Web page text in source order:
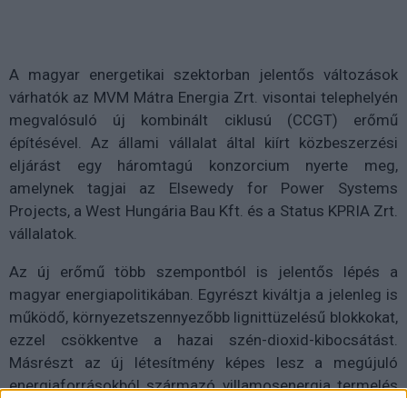
A magyar energetikai szektorban jelentős változások
várhatók az MVM Mátra Energia Zrt. visontai telephelyén
megvalósuló új kombinált ciklusú (CCGT) erőmű
építésével. Az állami vállalat által kiírt közbeszerzési
eljárást egy háromtagú konzorcium nyerte meg,
amelynek tagjai az Elsewedy for Power Systems
Projects, a West Hungária Bau Kft. és a Status KPRIA Zrt.
vállalatok.
Az új erőmű több szempontból is jelentős lépés a
magyar energiapolitikában. Egyrészt kiváltja a jelenleg is
működő, környezetszennyezőbb lignittüzelésű blokkokat,
ezzel csökkentve a hazai szén-dioxid-kibocsátást.
Másrészt az új létesítmény képes lesz a megújuló
energiaforrásokból származó villamosenergia termelés